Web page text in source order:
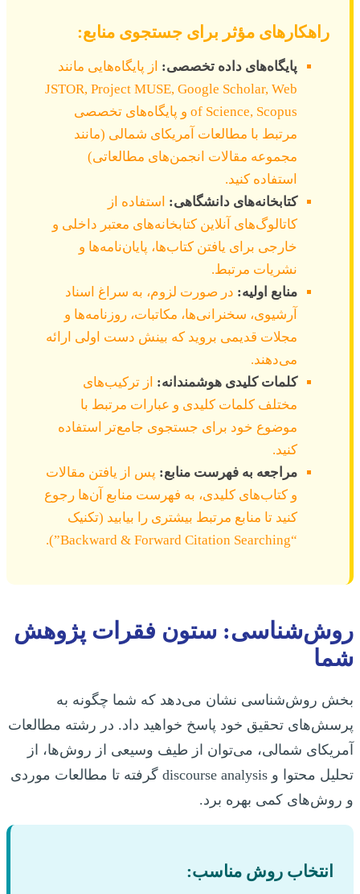
راهکارهای مؤثر برای جستجوی منابع:
پایگاه‌های داده تخصصی: از پایگاه‌هایی مانند
JSTOR, Project MUSE, Google Scholar, Web
of Science, Scopus و پایگاه‌های تخصصی
مرتبط با مطالعات آمریکای شمالی (مانند
مجموعه مقالات انجمن‌های مطالعاتی)
استفاده کنید.
کتابخانه‌های دانشگاهی: استفاده از
کاتالوگ‌های آنلاین کتابخانه‌های معتبر داخلی و
خارجی برای یافتن کتاب‌ها، پایان‌نامه‌ها و
نشریات مرتبط.
منابع اولیه: در صورت لزوم، به سراغ اسناد
آرشیوی، سخنرانی‌ها، مکاتبات، روزنامه‌ها و
مجلات قدیمی بروید که بینش دست اولی ارائه
می‌دهند.
کلمات کلیدی هوشمندانه: از ترکیب‌های
مختلف کلمات کلیدی و عبارات مرتبط با
موضوع خود برای جستجوی جامع‌تر استفاده
کنید.
مراجعه به فهرست منابع: پس از یافتن مقالات
و کتاب‌های کلیدی، به فهرست منابع آن‌ها رجوع
کنید تا منابع مرتبط بیشتری را بیابید (تکنیک
“Backward & Forward Citation Searching”).
روش‌شناسی: ستون فقرات پژوهش
شما
بخش روش‌شناسی نشان می‌دهد که شما چگونه به
پرسش‌های تحقیق خود پاسخ خواهید داد. در رشته مطالعات
آمریکای شمالی، می‌توان از طیف وسیعی از روش‌ها، از
تحلیل محتوا و discourse analysis گرفته تا مطالعات موردی
و روش‌های کمی بهره برد.
انتخاب روش مناسب: